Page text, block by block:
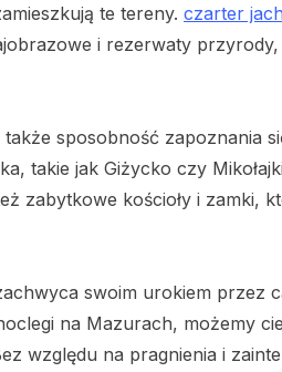
te tereny. czarter
i rezerwaty
sposobność zapoznania
takie jak Giżycko czy
zabytkowe kościoły i zamki,
swoim urokiem przez
na Mazurach, możemy
względu na pragnienia i